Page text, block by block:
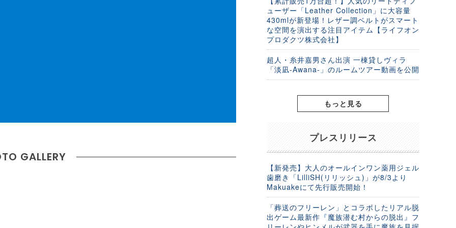
GALLERY
ューザー「Leather Collection」に大容量
430mlが新登場！レザー調ベルトがスマート
な空間を演出する注目アイテム【ライフオン
プロダクツ株式会社】
超人・糸井嘉男さん出演 一棟貸しヴィラ
「淡凪-Awana-」のルームツアー動画を公開
もっと見る
プレスリリース
【新発売】大人のオールインワン薬用ジェル
歯磨き「LilliSH(リリッシュ)」が8/3より
Makuakeにて先行販売開始！
「葬送のフリーレン」とコラボしたリアル脱
出ゲーム最新作『魔族潜む村からの脱出』フ